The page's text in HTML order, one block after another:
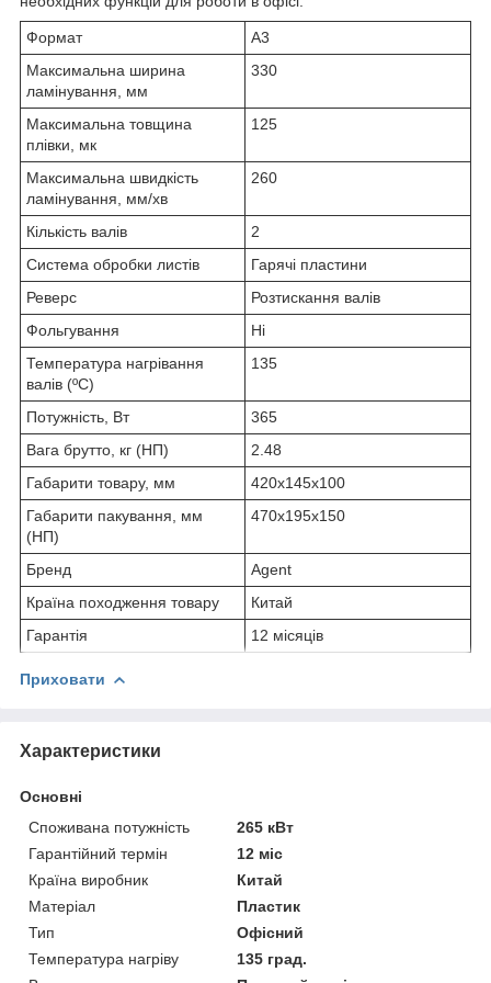
Формат
A3
Максимальна ширина
ламінування, мм
330
Максимальна товщина
плівки, мк
125
Максимальна швидкість
ламінування, мм/хв
260
Кількість валів
2
Система обробки листів
Гарячі пластини
Реверс
Розтискання валів
Фольгування
Ні
Температура нагрівання
валів (ºС)
135
Потужність, Вт
365
Вага брутто, кг (НП)
2.48
Габарити товару, мм
420x145x100
Габарити пакування, мм
(НП)
470х195х150
Бренд
Agent
Країна походження товару
Китай
Гарантія
12 місяців
Приховати
Характеристики
Основні
Споживана потужність
265 кВт
Гарантійний термін
12 міс
Країна виробник
Китай
Матеріал
Пластик
Тип
Офісний
Температура нагріву
135 град.